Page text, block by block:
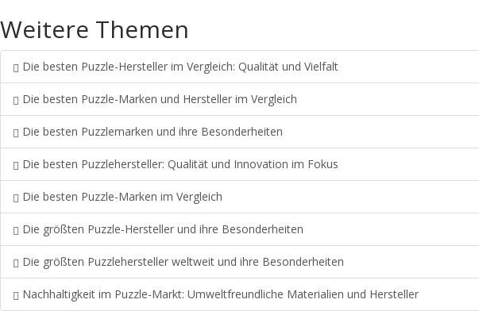
Weitere Themen
Die besten Puzzle-Hersteller im Vergleich: Qualität und Vielfalt
Die besten Puzzle-Marken und Hersteller im Vergleich
Die besten Puzzlemarken und ihre Besonderheiten
Die besten Puzzlehersteller: Qualität und Innovation im Fokus
Die besten Puzzle-Marken im Vergleich
Die größten Puzzle-Hersteller und ihre Besonderheiten
Die größten Puzzlehersteller weltweit und ihre Besonderheiten
Nachhaltigkeit im Puzzle-Markt: Umweltfreundliche Materialien und Hersteller